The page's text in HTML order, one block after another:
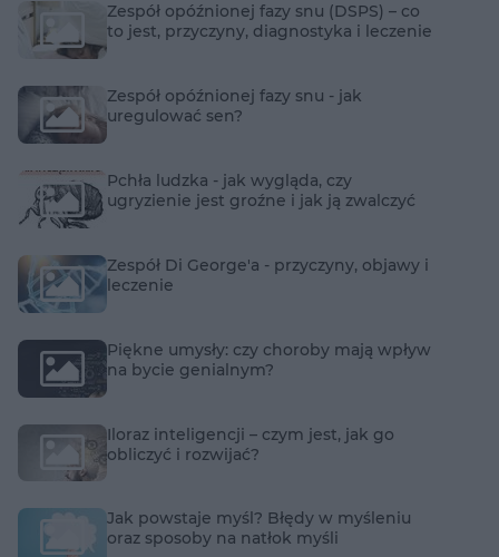
Zespół opóźnionej fazy snu (DSPS) – co
to jest, przyczyny, diagnostyka i leczenie
Zespół opóźnionej fazy snu - jak
uregulować sen?
Pchła ludzka - jak wygląda, czy
ugryzienie jest groźne i jak ją zwalczyć
Zespół Di George'a - przyczyny, objawy i
leczenie
Piękne umysły: czy choroby mają wpływ
na bycie genialnym?
Iloraz inteligencji – czym jest, jak go
obliczyć i rozwijać?
Jak powstaje myśl? Błędy w myśleniu
oraz sposoby na natłok myśli